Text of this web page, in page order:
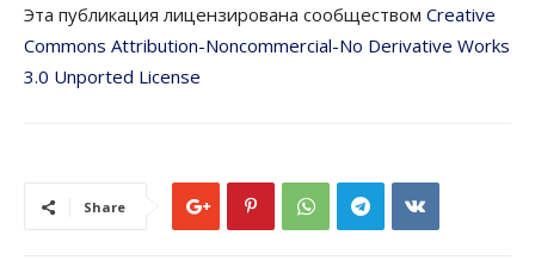
Эта публикация лицензирована сообществом Creative
Commons Attribution-Noncommercial-No Derivative Works
3.0 Unported License
Share